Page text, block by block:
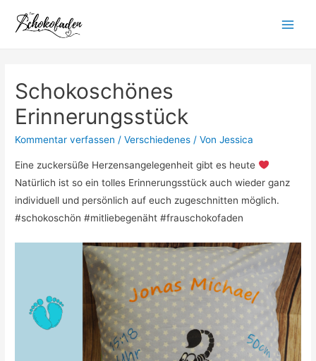
Inhalt
Schokoschönes
Erinnerungsstück
Kommentar verfassen /Verschiedenes / VonJessica
Eine zuckersüße Herzensangelegenheit gibt es heute
Natürlich ist so ein tolles Erinnerungsstück auch wieder ganz
individuell und persönlich auf euch zugeschnitten möglich.
#schokoschön #mitliebegenäht #frauschokofaden